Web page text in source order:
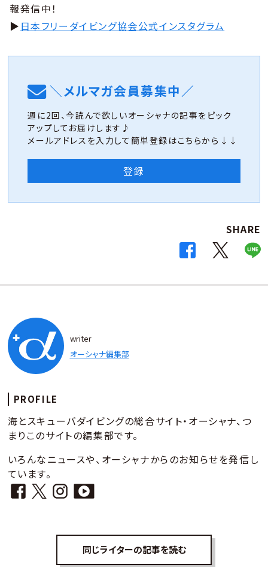
報発信中！
▶︎ 日本フリーダイビング協会公式インスタグラム
＼メルマガ会員募集中／
週に2回、今読んで欲しいオーシャナの記事をピック
アップしてお届けします♪
メールアドレスを入力して簡単登録はこちらから↓↓
登録
SHARE
writer
オーシャナ編集部
PROFILE
海とスキューバダイビングの総合サイト・オーシャナ、つ
まりこのサイトの編集部です。
いろんなニュースや、オーシャナからのお知らせを発信し
ています。
同じライターの記事を読む